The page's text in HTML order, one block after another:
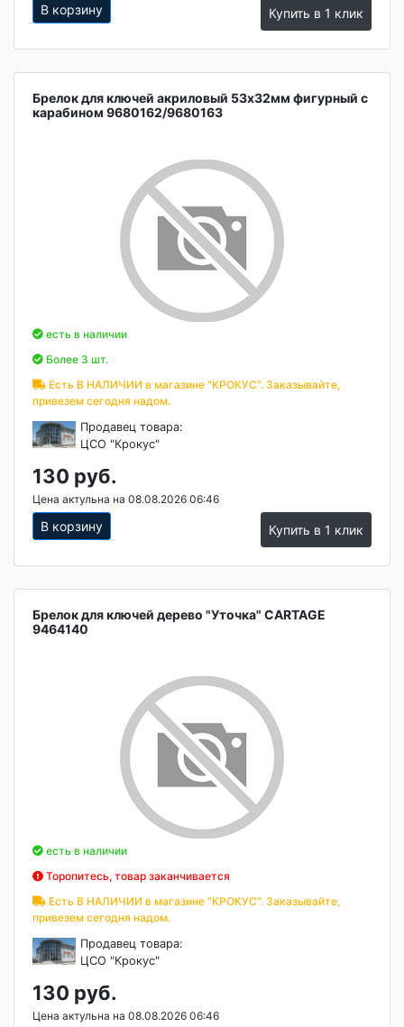
В корзину Купить в 1 клик
Брелок для ключей акриловый 53х32мм фигурный с
карабином 9680162/9680163
есть в наличии
Более 3 шт.
Есть В НАЛИЧИИ в магазине "КРОКУС". Заказывайте,
привезем сегодня надом.
Продавец товара:
ЦСО "Крокус"
130 руб.
Цена актульна на 08.08.2026 06:46
В корзину Купить в 1 клик
Брелок для ключей дерево "Уточка" CARTAGE
9464140
есть в наличии
Торопитесь, товар заканчивается
Есть В НАЛИЧИИ в магазине "КРОКУС". Заказывайте,
привезем сегодня надом.
Продавец товара:
ЦСО "Крокус"
130 руб.
Цена актульна на 08.08.2026 06:46